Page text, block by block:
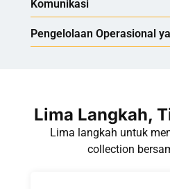
Komunikasi
Pengelolaan Operasional
Lima Langkah,
Lima langkah untuk
collection